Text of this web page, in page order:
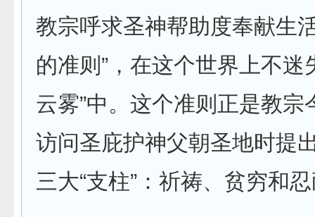
教宗呼求圣神帮助度奉献生
的准则”，在这个世界上不迷
云雾”中。这个准则正是教宗
访问圣庇护神父朝圣地时提
三大“支柱”：祈祷、贫穷和